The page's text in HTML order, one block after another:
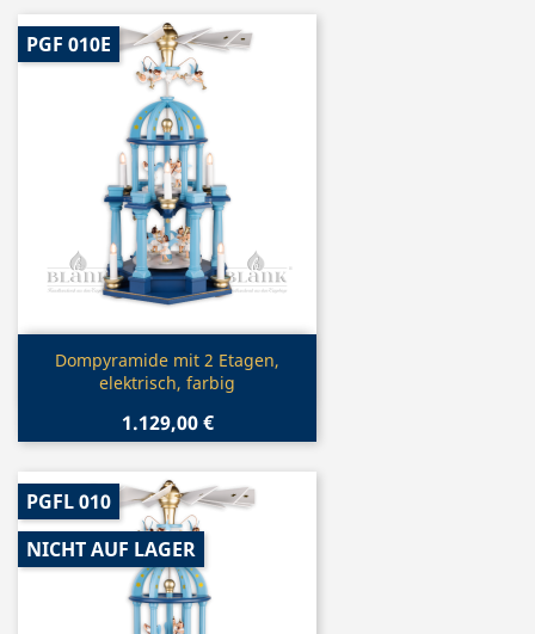
Vorschau
Dompyramide mit 2 Etagen,
elektrisch, farbig
1.129,00 €
PGF 010E
PGFL 010
NICHT AUF LAGER